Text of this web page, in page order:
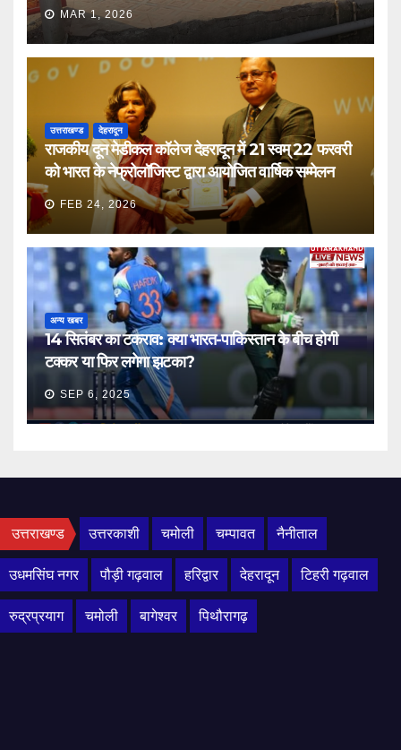
MAR 1, 2026
उत्तराखण्ड देहरादून
राजकीय दून मेडीकल कॉलेज देहरादून में 21 स्वम् 22 फरवरी
को भारत के नेफ्रोलॉजिस्ट द्वारा आयोजित वार्षिक सम्मेलन
FEB 24, 2026
अन्य खबर
14 सितंबर का टकराव: क्या भारत-पाकिस्तान के बीच होगी
टक्कर या फिर लगेगा झटका?
SEP 6, 2025
उत्तराखण्ड उत्तरकाशी चमोली चम्पावत नैनीताल
उधमसिंघ नगर पौड़ी गढ़वाल हरिद्वार देहरादून टिहरी गढ़वाल
रुद्रप्रयाग चमोली बागेश्वर पिथौरागढ़